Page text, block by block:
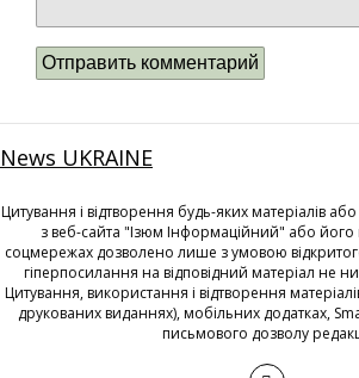
News UKRAINE
Цитування і відтворення будь-яких матеріалів або
з веб-сайта "Ізюм Інформаційний" або його
соцмережах дозволено лише з умовою
гіперпосилання на відповідний матеріал не
Цитування, використання і відтворення
друкованих виданнях), мобільних додатках,
письмового дозволу